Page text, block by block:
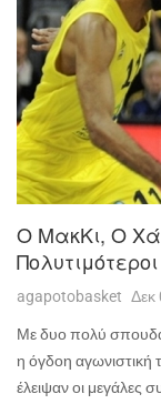
Ο ΜακΚι, Ο
agapotobasket Δεκ
Με δυο πολύ
η όγδοη αγωνιστική
έλειψαν οι μεγάλες